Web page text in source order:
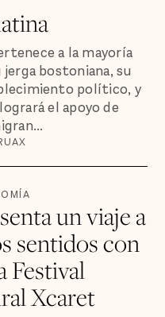
a la mayoría
jerga bostoniana, su
político, y
el apoyo de
un viaje a
sentidos con
Festival
Xcaret